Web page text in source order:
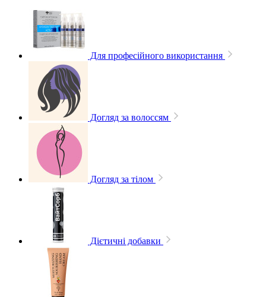
Для професійного використання
Догляд за волоссям
Догляд за тілом
Дієтичні добавки